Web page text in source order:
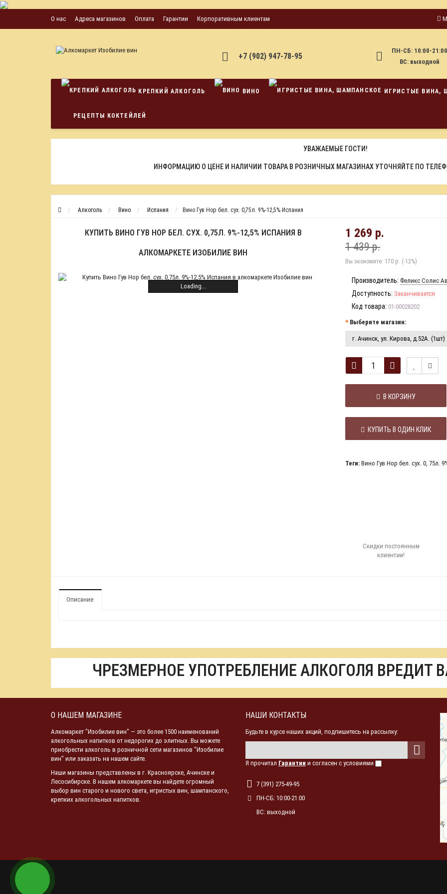
О нас Адреса магазинов Оплата Гарантии Корпоративным клиентам
+7 (902) 947-78-95
ПН-СБ: 10:00-21:00
ВС: выходной
КРЕПКИЙ АЛКОГОЛЬ ВИНО ИГРИСТЫЕ ВИНА,
РЕЦЕПТЫ КОКТЕЙЛЕЙ
УВАЖАЕМЫЕ ГОСТИ!
ИНФОРМАЦИЮ О ЦЕНЕ И НАЛИЧИИ ТОВАРА В РОЗНИЧНЫХ МАГАЗИНАХ УТОЧНЯЙТЕ ПО
Алкоголь Вино Испания Вино Гув Нор бел. сух. 0,75л. 9%-12,5% Испания
КУПИТЬ ВИНО ГУВ НОР БЕЛ. СУХ. 0,75Л. 9%-12,5% ИСПАНИЯ В
АЛКОМАРКЕТЕ ИЗОБИЛИЕ ВИН
Loading...
1 269 р.
1 439 р.
Вы экономите: 170 р. (-12%)
Производитель: Феликс Солис
Доступность: Заканчивается
Код товара: 01-00028202
Выберите магазин:
г. Ачинск, ул. Кирова, д.52А. (1шт)
В КОРЗИНУ
КУПИТЬ В ОДИН КЛИК
Теги: Вино Гув Нор бел. сух. 0, 75л.
Скидки постоянным
клиентам!
Описание
ЧРЕЗМЕРНОЕ УПОТРЕБЛЕНИЕ АЛКОГОЛЯ ВРЕДИТ
О НАШЕМ МАГАЗИНЕ
Алкомаркет "Изобилие вин" — это более 1500 наименований
алкогольных напитков от недорогих до элитных. Вы можете
приобрести алкоголь в розничной сети магазинов "Изобилие
вин" или заказать на нашем сайте.
Наши магазины представлены в г. Красноярске, Ачинске и
Лесосибирске. В нашем алкомаркете вы найдете огромный
выбор вин старого и нового света, игристых вин, шампанского,
крепких алкогольных напитков.
НАШИ КОНТАКТЫ
Будьте в курсе наших акций, подпишитесь на рассылку:
Я прочитал Гарантии и согласен с условиями
7 (391) 275-49-95
ПН-СБ: 10:00-21:00
ВС: выходной